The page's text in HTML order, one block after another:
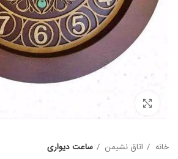
برای بزرگنمایی کلیک کنید
خانه اتاق نشیمن ساعت دیواری